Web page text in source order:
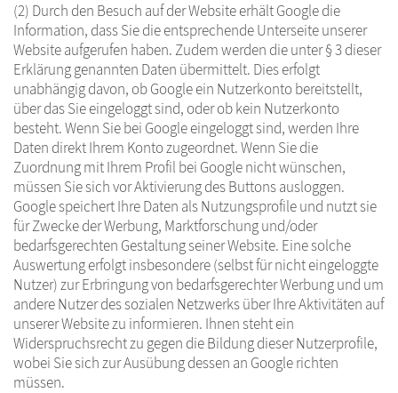
(2) Durch den Besuch auf der Website erhält Google die
Information, dass Sie die entsprechende Unterseite unserer
Website aufgerufen haben. Zudem werden die unter § 3 dieser
Erklärung genannten Daten übermittelt. Dies erfolgt
unabhängig davon, ob Google ein Nutzerkonto bereitstellt,
über das Sie eingeloggt sind, oder ob kein Nutzerkonto
besteht. Wenn Sie bei Google eingeloggt sind, werden Ihre
Daten direkt Ihrem Konto zugeordnet. Wenn Sie die
Zuordnung mit Ihrem Profil bei Google nicht wünschen,
müssen Sie sich vor Aktivierung des Buttons ausloggen.
Google speichert Ihre Daten als Nutzungsprofile und nutzt sie
für Zwecke der Werbung, Marktforschung und/oder
bedarfsgerechten Gestaltung seiner Website. Eine solche
Auswertung erfolgt insbesondere (selbst für nicht eingeloggte
Nutzer) zur Erbringung von bedarfsgerechter Werbung und um
andere Nutzer des sozialen Netzwerks über Ihre Aktivitäten auf
unserer Website zu informieren. Ihnen steht ein
Widerspruchsrecht zu gegen die Bildung dieser Nutzerprofile,
wobei Sie sich zur Ausübung dessen an Google richten
müssen.